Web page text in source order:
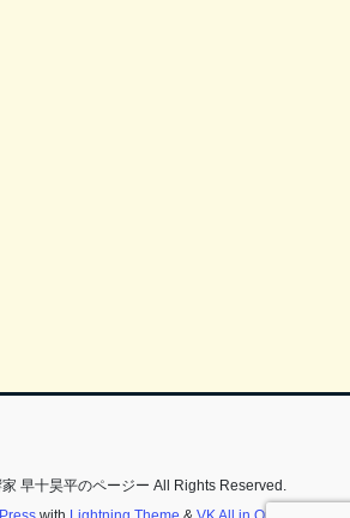
早十昊平のページー All Rights Reserved.